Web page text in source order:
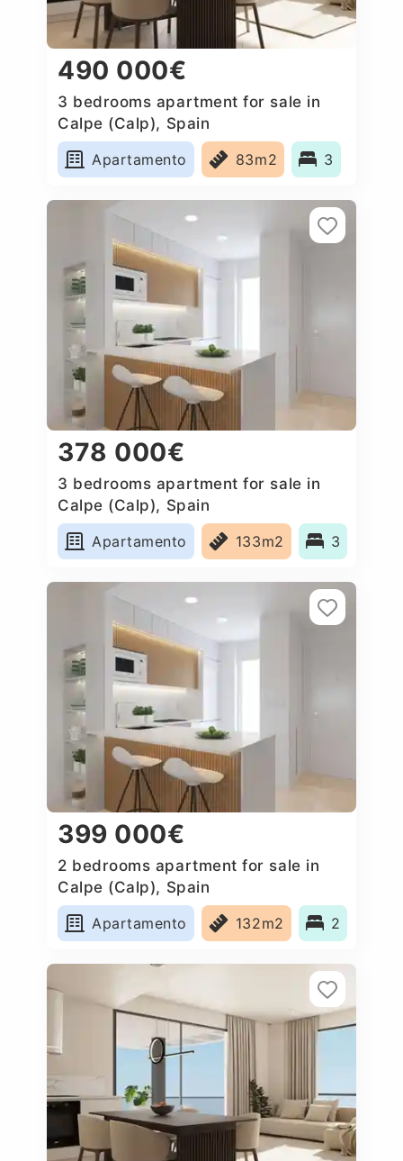
490 000€
3 bedrooms apartment for sale in
Calpe (Calp), Spain
Apartamento
83m2 3
378 000€
3 bedrooms apartment for sale in
Calpe (Calp), Spain
Apartamento
133m2 3
399 000€
2 bedrooms apartment for sale in
Calpe (Calp), Spain
Apartamento
132m2 2